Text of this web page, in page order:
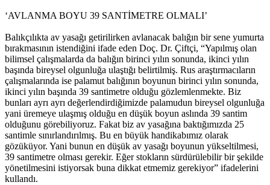
‘AVLANMA BOYU 39 SANTİMETRE OLMALI’
Balıkçılıkta av yasağı getirilirken avlanacak balığın bir sene yumurta
bırakmasının istendiğini ifade eden Doç. Dr. Çiftçi, “Yapılmış olan
bilimsel çalışmalarda da balığın birinci yılın sonunda, ikinci yılın
başında bireysel olgunluğa ulaştığı belirtilmiş. Rus araştırmacıların
çalışmalarında ise palamut balığının boyunun birinci yılın sonunda,
ikinci yılın başında 39 santimetre olduğu gözlemlenmekte. Biz
bunları ayrı ayrı değerlendirdiğimizde palamudun bireysel olgunluğa
yani üremeye ulaşmış olduğu en düşük boyun aslında 39 santim
olduğunu görebiliyoruz. Fakat biz av yasağına baktığımızda 25
santimle sınırlandırılmış. Bu en büyük handikabımız olarak
gözüküyor. Yani bunun en düşük av yasağı boyunun yükseltilmesi,
39 santimetre olması gerekir. Eğer stokların sürdürülebilir bir şekilde
yönetilmesini istiyorsak buna dikkat etmemiz gerekiyor” ifadelerini
kullandı.